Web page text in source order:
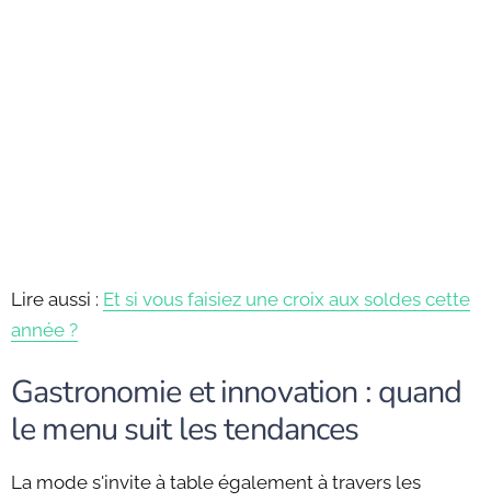
Lire aussi : Et si vous faisiez une croix aux soldes cette
année ?
Gastronomie et innovation : quand
le menu suit les tendances
La mode s'invite à table également à travers les